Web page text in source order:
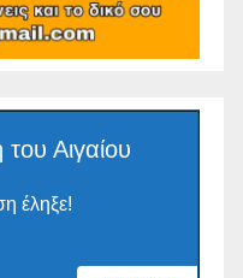
Αιγαίου
έληξε!